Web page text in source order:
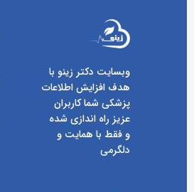
وبسایت دکتر زینو با
هدف افزایش اطلاعات
پزشکی شما کاربران
عزیز راه اندازی شده
و فقط با همایت و
دلگرمی